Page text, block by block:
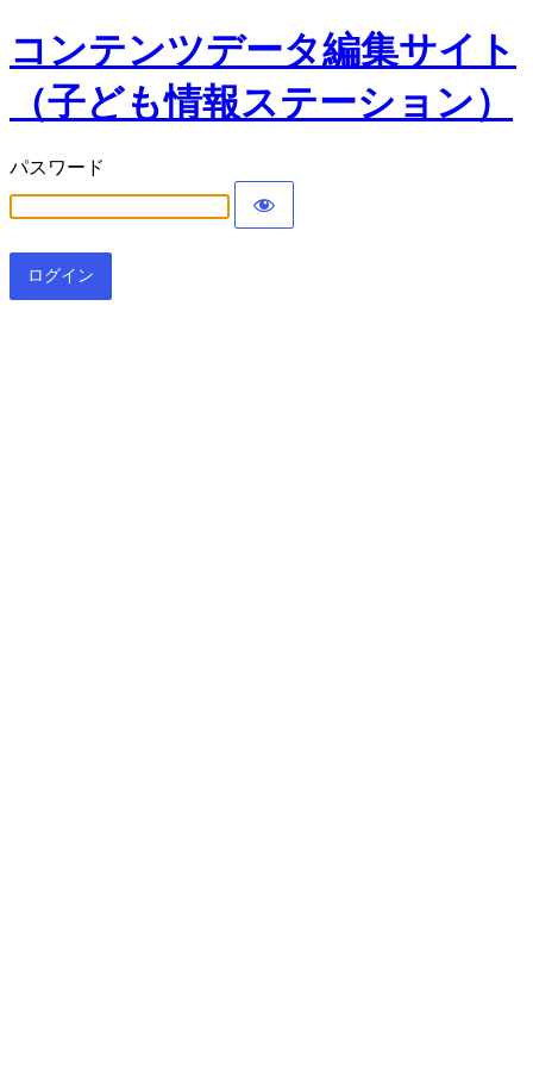
コンテンツデータ編集サイト
（子ども情報ステーション）
パスワード